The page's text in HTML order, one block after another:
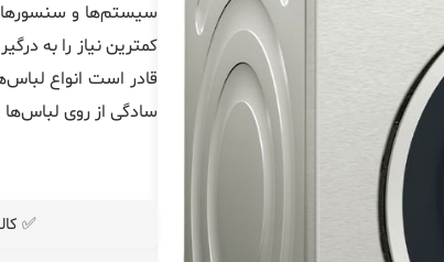
سیستم‌ها و سنسورهای
کمترین نیاز را به
قادر است انواع
سادگی از روی
✅